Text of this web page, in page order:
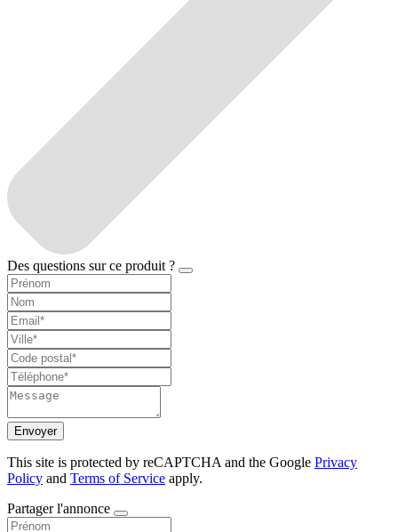
Des questions sur ce produit ?
Envoyer
This site is protected by reCAPTCHA and the Google Privacy
Policy and Terms of Service apply.
Partager l'annonce